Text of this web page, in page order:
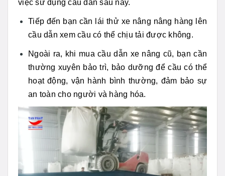
việc sử dụng cầu dẫn sau này.
Tiếp đến bạn cần lái thử xe nâng nâng hàng lên
cầu dẫn xem cầu có thể chịu tải được không.
Ngoài ra, khi mua cầu dẫn xe nâng cũ, bạn cần
thường xuyên bảo trì, bảo dưỡng để cầu có thể
hoạt động, vận hành bình thường, đảm bảo sự
an toàn cho người và hàng hóa.